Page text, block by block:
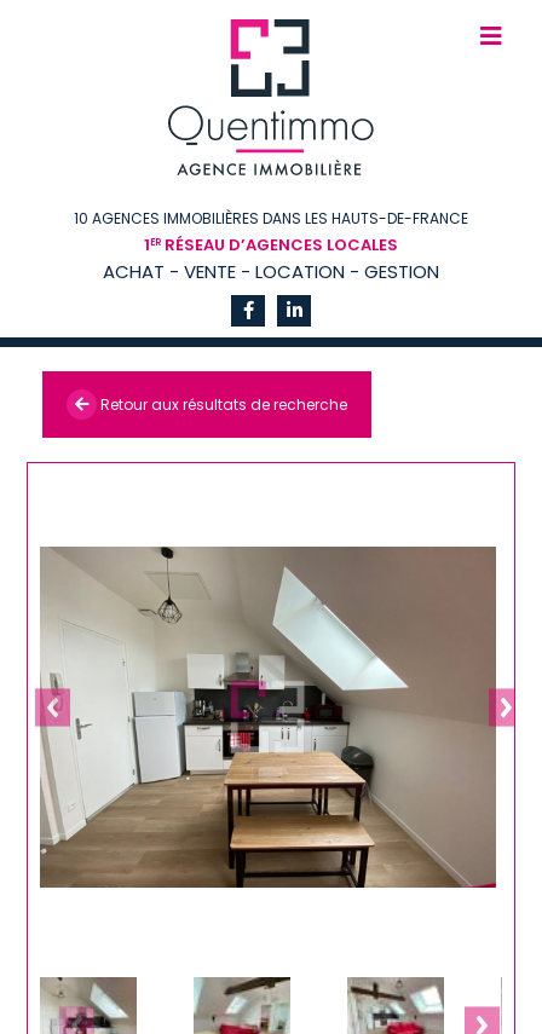
10 AGENCES IMMOBILIÈRES DANS LES HAUTS-DE-FRANCE
1ER RÉSEAU D’AGENCES LOCALES
ACHAT - VENTE - LOCATION - GESTION
Retour aux résultats de recherche